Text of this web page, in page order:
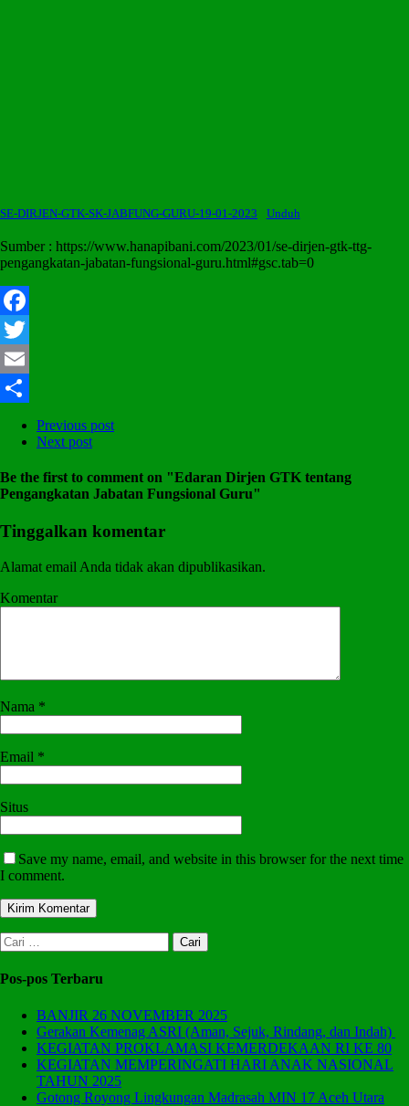
SE-DIRJEN-GTK-SK-JABFUNG-GURU-19-01-2023 Unduh
Sumber : https://www.hanapibani.com/2023/01/se-dirjen-gtk-ttg-
pengangkatan-jabatan-fungsional-guru.html#gsc.tab=0
Facebook
Twitter
Email
Previous post
Next post
Be the first to comment on "Edaran Dirjen GTK tentang
Pengangkatan Jabatan Fungsional Guru"
Tinggalkan komentar
Alamat email Anda tidak akan dipublikasikan.
Komentar
Nama *
Email *
Situs
Save my name, email, and website in this browser for the next time
I comment.
Cari
untuk:
Pos-pos Terbaru
BANJIR 26 NOVEMBER 2025
Gerakan Kemenag ASRI (Aman, Sejuk, Rindang, dan Indah)
KEGIATAN PROKLAMASI KEMERDEKAAN RI KE 80
KEGIATAN MEMPERINGATI HARI ANAK NASIONAL
TAHUN 2025
Gotong Royong Lingkungan Madrasah MIN 17 Aceh Utara